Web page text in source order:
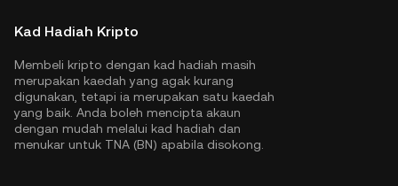
Kad Hadiah Kripto
Membeli kripto dengan kad hadiah masih
merupakan kaedah yang agak kurang
digunakan, tetapi ia merupakan satu kaedah
yang baik. Anda boleh mencipta akaun
dengan mudah melalui kad hadiah dan
menukar untuk TNA (BN) apabila disokong.